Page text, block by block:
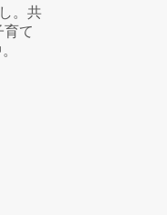
。共
育て